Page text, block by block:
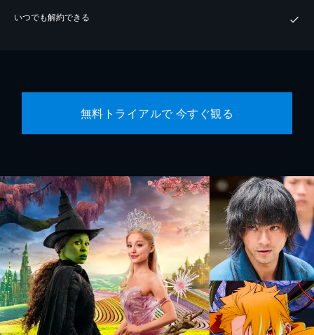
いつでも解約できる
無料トライアルで 今すぐ観る